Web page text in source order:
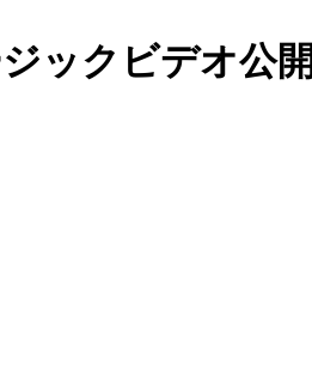
ックビデオ公開